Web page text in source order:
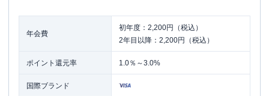
年会費
初年度：2,200円（税込）
2年目以降：2,200円（税込）
ポイント還元率 1.0％～3.0%
国際ブランド